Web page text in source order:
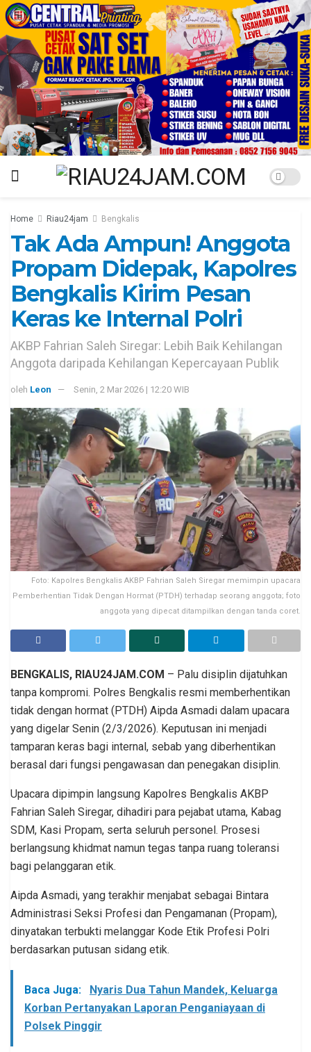
Home Riau24jam Bengkalis
Tak Ada Ampun! Anggota
Propam Didepak, Kapolres
Bengkalis Kirim Pesan
Keras ke Internal Polri
AKBP Fahrian Saleh Siregar: Lebih Baik Kehilangan
Anggota daripada Kehilangan Kepercayaan Publik
oleh Leon Senin, 2 Mar 2026 | 12:20 WIB
Foto: Kapolres Bengkalis AKBP Fahrian Saleh Siregar memimpin upacara
Pemberhentian Tidak Dengan Hormat (PTDH) terhadap seorang anggota; foto
anggota yang dipecat ditampilkan dengan tanda coret.
BENGKALIS, RIAU24JAM.COM – Palu disiplin dijatuhkan
tanpa kompromi. Polres Bengkalis resmi memberhentikan
tidak dengan hormat (PTDH) Aipda Asmadi dalam upacara
yang digelar Senin (2/3/2026). Keputusan ini menjadi
tamparan keras bagi internal, sebab yang diberhentikan
berasal dari fungsi pengawasan dan penegakan disiplin.
Upacara dipimpin langsung Kapolres Bengkalis AKBP
Fahrian Saleh Siregar, dihadiri para pejabat utama, Kabag
SDM, Kasi Propam, serta seluruh personel. Prosesi
berlangsung khidmat namun tegas tanpa ruang toleransi
bagi pelanggaran etik.
Aipda Asmadi, yang terakhir menjabat sebagai Bintara
Administrasi Seksi Profesi dan Pengamanan (Propam),
dinyatakan terbukti melanggar Kode Etik Profesi Polri
berdasarkan putusan sidang etik.
Baca Juga:
Nyaris Dua Tahun Mandek, Keluarga
Korban Pertanyakan Laporan Penganiayaan di
Polsek Pinggir